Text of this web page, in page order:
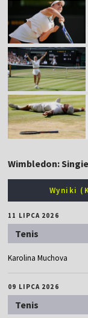
Wimbledon:
Wyniki
11 LIPCA 2026
Tenis
Karolina Muchova
09 LIPCA 2026
Tenis